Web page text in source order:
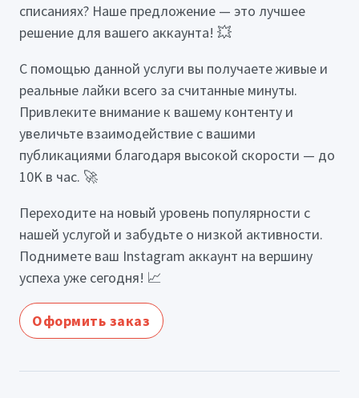
списаниях? Наше предложение — это лучшее
решение для вашего аккаунта! 💥
С помощью данной услуги вы получаете живые и
реальные лайки всего за считанные минуты.
Привлеките внимание к вашему контенту и
увеличьте взаимодействие с вашими
публикациями благодаря высокой скорости — до
10K в час. 🚀
Переходите на новый уровень популярности с
нашей услугой и забудьте о низкой активности.
Поднимете ваш Instagram аккаунт на вершину
успеха уже сегодня! 📈
Оформить заказ